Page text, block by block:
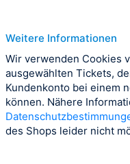
Weitere Informationen
Wir verwenden Cookies
ausgewählten Tickets,
Kundenkonto bei einem
können. Nähere
des Shops leider nicht